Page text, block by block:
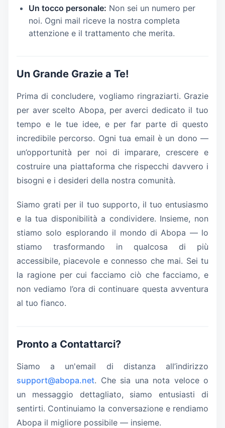
Un tocco personale: Non sei un numero per
noi. Ogni mail riceve la nostra completa
attenzione e il trattamento che merita.
Un Grande Grazie a Te!
Prima di concludere, vogliamo ringraziarti. Grazie
per aver scelto Abopa, per averci dedicato il tuo
tempo e le tue idee, e per far parte di questo
incredibile percorso. Ogni tua email è un dono —
un’opportunità per noi di imparare, crescere e
costruire una piattaforma che rispecchi davvero i
bisogni e i desideri della nostra comunità.
Siamo grati per il tuo supporto, il tuo entusiasmo
e la tua disponibilità a condividere. Insieme, non
stiamo solo esplorando il mondo di Abopa — lo
stiamo trasformando in qualcosa di più
accessibile, piacevole e connesso che mai. Sei tu
la ragione per cui facciamo ciò che facciamo, e
non vediamo l’ora di continuare questa avventura
al tuo fianco.
Pronto a Contattarci?
Siamo a un'email di distanza all’indirizzo
support@abopa.net. Che sia una nota veloce o
un messaggio dettagliato, siamo entusiasti di
sentirti. Continuiamo la conversazione e rendiamo
Abopa il migliore possibile — insieme.